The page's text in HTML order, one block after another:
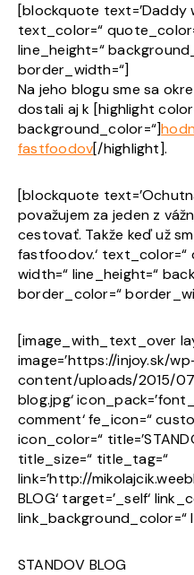
[blockquote text=’Daddy
text_color=“
line_height=“
border_width=“]
Na jeho blogu sme sa
dostali aj k [highlight
background_color=“]
fastfoodov[/highlight].
[blockquote
považujem za jeden z
cestovať. Takže keď už
fastfoodov.‘ text_color=“
width=“ line_height=“
border_color=“
[image_with_text_over
image=’https://injoy.sk/
content/uploads/2015/
blog.jpg‘
comment‘ fe_icon=“
icon_color=“
title_size=“ title_tag=“
link=’http://
BLOG‘ target=’_self‘
link_background_color=“
STANDOV BLOG